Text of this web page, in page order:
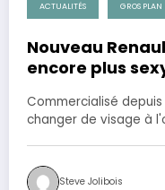
ACTUALITÉS GROS PLAN
Nouveau
encore plus
Commercialisé depuis
changer de visage à
Steve Jolibois